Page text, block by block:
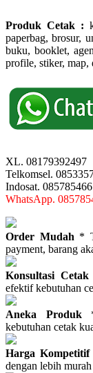
Produk Cetak :
paperbag, brosur,
buku, booklet,
profile, stiker,
XL. 08179392497
Telkomsel.
Indosat.
WhatsApp.
Order Mudah *
payment, barang
Konsultasi Cetak
efektif kebutuhan
Aneka Produk
kebutuhan cetak
Harga Kompetitif
dengan lebih